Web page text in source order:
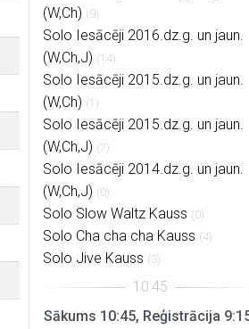
(W,Ch) (9)
Solo Iesācēji 2016.dz.g. un jaun.
(W,Ch,J) (14)
Solo Iesācēji 2015.dz.g. un jaun.
(W,Ch) (1)
Solo Iesācēji 2015.dz.g. un jaun.
(W,Ch,J) (7)
Solo Iesācēji 2014.dz.g. un jaun.
(W,Ch,J) (0)
Solo Slow Waltz Kauss (0)
Solo Cha cha cha Kauss (4)
Solo Jive Kauss (3)
Sākums 10:45, Reģistrācija